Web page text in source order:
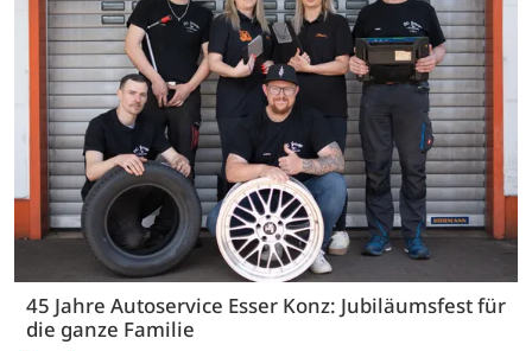
45 Jahre Autoservice Esser Konz: Jubiläumsfest für
die ganze Familie